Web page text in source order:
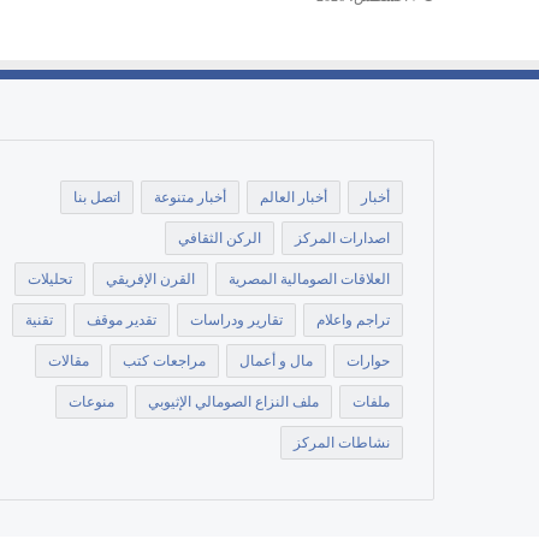
أخبار أخبار العالم أخبار متنوعة اتصل بنا
اصدارات المركز الركن الثقافي
العلاقات الصومالية المصرية القرن الإفريقي تحليلات
تراجم واعلام تقارير ودراسات تقدير موقف تقنية
حوارات مال و أعمال مراجعات كتب مقالات
ملفات ملف النزاع الصومالي الإثيوبي منوعات
نشاطات المركز